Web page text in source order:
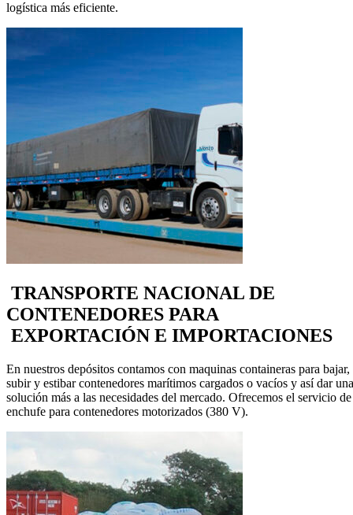
logística más eficiente.
TRANSPORTE NACIONAL DE
CONTENEDORES PARA
EXPORTACIÓN E IMPORTACIONES
En nuestros depósitos contamos con maquinas containeras para bajar,
subir y estibar contenedores marítimos cargados o vacíos y así dar una
solución más a las necesidades del mercado. Ofrecemos el servicio de
enchufe para contenedores motorizados (380 V).